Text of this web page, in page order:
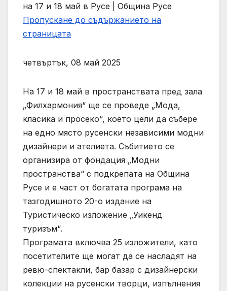
на 17 и 18 май в Русе | Община Русе
Пропускане до съдържанието на
страницата
четвъртък, 08 май 2025
На 17 и 18 май в пространствата пред зала
„Филхармония“ ще се проведе „Мода,
класика и просеко“, което цели да събере
на едно място русенски независими модни
дизайнери и ателиета. Събитието се
организира от фондация „Модни
пространства“ с подкрепата на Община
Русе и е част от богатата програма на
тазгодишното 20-о издание на
Туристическо изложение „Уикенд
туризъм“.
Програмата включва 25 изложители, като
посетителите ще могат да се насладят на
ревю-спектакли, бар базар с дизайнерски
колекции на русенски творци, изпълнения